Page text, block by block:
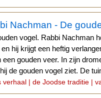
Nachman - De
vogel. Rabbi Nachman
hij krijgt een heftig
een gouden veer. In zijn
de gouden vogel ziet. De
verhaal | de Joodse traditie |